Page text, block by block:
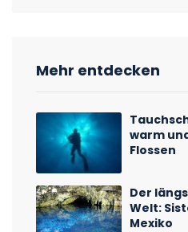
Mehr entdecken
warm
Flossen
Der
Welt:
Mexiko